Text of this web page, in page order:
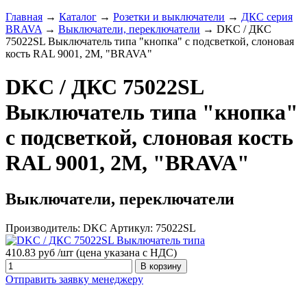
Главная → Каталог → Розетки и выключатели → ДКС серия
BRAVA → Выключатели, переключатели → DKC / ДКС
75022SL Выключатель типа "кнопка" с подсветкой, слоновая
кость RAL 9001, 2М, "BRAVA"
DKC / ДКС 75022SL
Выключатель типа "кнопка"
с подсветкой, слоновая кость
RAL 9001, 2М, "BRAVA"
Выключатели, переключатели
Производитель: DKC Артикул: 75022SL
410.83 руб /шт (цена указана с НДС)
В корзину
Отправить заявку менеджеру